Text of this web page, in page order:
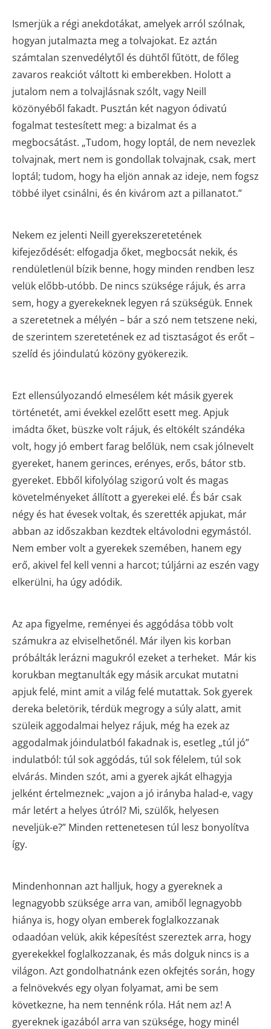
Ismerjük a régi anekdotákat, amelyek arról szólnak,
hogyan jutalmazta meg a tolvajokat. Ez aztán
számtalan szenvedélytől és dühtől fűtött, de főleg
zavaros reakciót váltott ki emberekben. Holott a
jutalom nem a tolvajlásnak szólt, vagy Neill
közönyéből fakadt. Pusztán két nagyon ódivatú
fogalmat testesített meg: a bizalmat és a
megbocsátást. „Tudom, hogy loptál, de nem nevezlek
tolvajnak, mert nem is gondollak tolvajnak, csak, mert
loptál; tudom, hogy ha eljön annak az ideje, nem fogsz
többé ilyet csinálni, és én kivárom azt a pillanatot.”
Nekem ez jelenti Neill gyerekszeretetének
kifejeződését: elfogadja őket, megbocsát nekik, és
rendületlenül bízik benne, hogy minden rendben lesz
velük előbb-utóbb. De nincs szüksége rájuk, és arra
sem, hogy a gyerekeknek legyen rá szükségük. Ennek
a szeretetnek a mélyén – bár a szó nem tetszene neki,
de szerintem szeretetének ez ad tisztaságot és erőt –
szelíd és jóindulatú közöny gyökerezik.
Ezt ellensúlyozandó elmesélem két másik gyerek
történetét, ami évekkel ezelőtt esett meg. Apjuk
imádta őket, büszke volt rájuk, és eltökélt szándéka
volt, hogy jó embert farag belőlük, nem csak jólnevelt
gyereket, hanem gerinces, erényes, erős, bátor stb.
gyereket. Ebből kifolyólag szigorú volt és magas
követelményeket állított a gyerekei elé. És bár csak
négy és hat évesek voltak, és szerették apjukat, már
abban az időszakban kezdtek eltávolodni egymástól.
Nem ember volt a gyerekek szemében, hanem egy
erő, akivel fel kell venni a harcot; túljárni az eszén vagy
elkerülni, ha úgy adódik.
Az apa figyelme, reményei és aggódása több volt
számukra az elviselhetőnél. Már ilyen kis korban
próbálták lerázni magukról ezeket a terheket. Már kis
korukban megtanulták egy másik arcukat mutatni
apjuk felé, mint amit a világ felé mutattak. Sok gyerek
dereka beletörik, térdük megrogy a súly alatt, amit
szüleik aggodalmai helyez rájuk, még ha ezek az
aggodalmak jóindulatból fakadnak is, esetleg „túl jó”
indulatból: túl sok aggódás, túl sok félelem, túl sok
elvárás. Minden szót, ami a gyerek ajkát elhagyja
jelként értelmeznek: „vajon a jó irányba halad-e, vagy
már letért a helyes útról? Mi, szülők, helyesen
neveljük-e?” Minden rettenetesen túl lesz bonyolítva
így.
Mindenhonnan azt halljuk, hogy a gyereknek a
legnagyobb szüksége arra van, amiből legnagyobb
hiánya is, hogy olyan emberek foglalkozzanak
odaadóan velük, akik képesítést szereztek arra, hogy
gyerekekkel foglalkozzanak, és más dolguk nincs is a
világon. Azt gondolhatnánk ezen okfejtés során, hogy
a felnövekvés egy olyan folyamat, ami be sem
következne, ha nem tennénk róla. Hát nem az! A
gyereknek igazából arra van szüksége, hogy minél